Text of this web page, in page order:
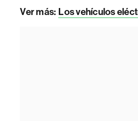
Ver más: Los vehículos